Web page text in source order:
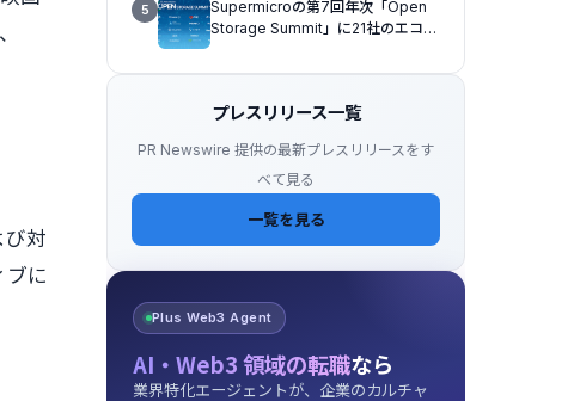
対
に
信、AEOの3部門を受賞
5
Supermicroの第7回年次「Open
Storage Summit」に21社のエコシ
ンタープライズAIの大規模導入に関
プレスリリース一覧
PR Newswire 提供の最新プレスリリースをす
べて見る
一覧を見る
Plus Web3 Agent
AI・Web3 領域の転職なら
業界特化エージェントが、企業のカルチャ